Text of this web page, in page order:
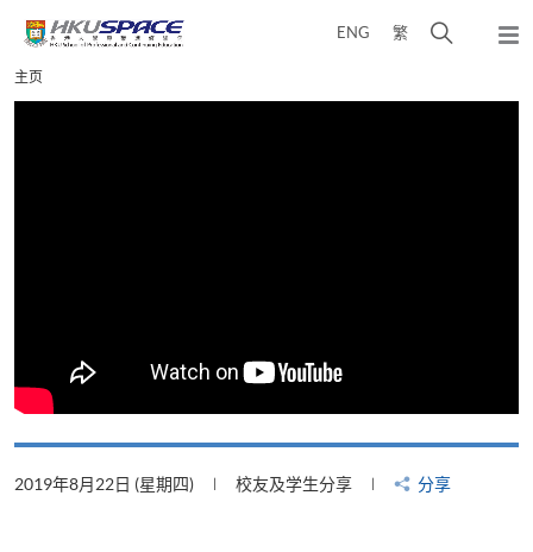
content
ENG 繁
弹
Main
content
主页
2019年8月22日 (星期四) 校友及学生分享 分享